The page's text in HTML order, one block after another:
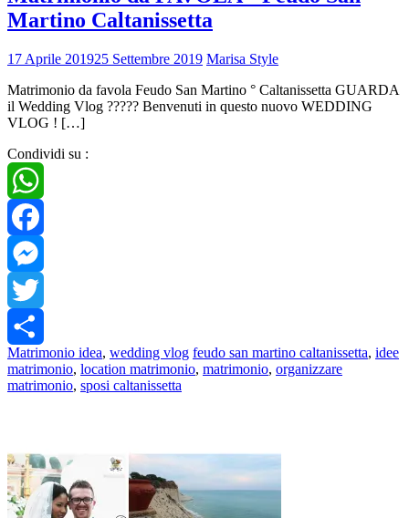
Martino Caltanissetta
17 Aprile 201925 Settembre 2019 Marisa Style
Matrimonio da favola Feudo San Martino ° Caltanissetta GUARDA
il Wedding Vlog ????? Benvenuti in questo nuovo WEDDING
VLOG ! […]
Condividi su :
WhatsApp
Facebook
Messenger
Twitter
Share
Matrimonio idea, wedding vlog feudo san martino caltanissetta, idee
matrimonio, location matrimonio, matrimonio, organizzare
matrimonio, sposi caltanissetta